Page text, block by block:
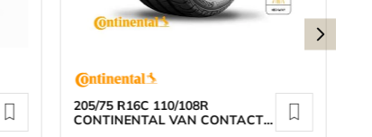
205/75 R16C 110/108R
CONTINENTAL VAN CONTACT